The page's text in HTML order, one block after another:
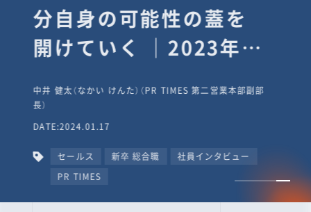
分自身の可能性の蓋を
開けていく ｜2023年度
タビュー #PR
TIMESな人たち
中井 健太（なかい けんた）（PR TIMES 第二営業本部副部
長）
DATE:2024.01.17
セールス 新卒 総合職
社員インタビュー
PR TIMES